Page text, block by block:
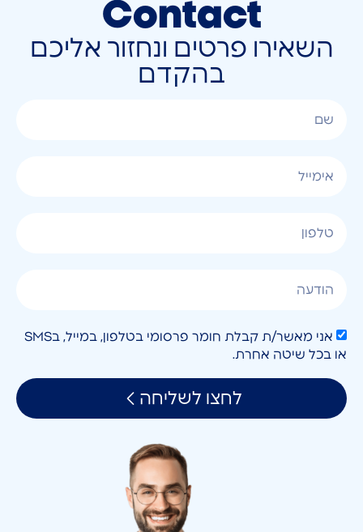
Contact
השאירו פרטים ונחזור אליכם
בהקדם
אני מאשר/ת קבלת חומר פרסומי בטלפון, במייל, בSMS
או בכל שיטה אחרת.
לחצו לשליחה